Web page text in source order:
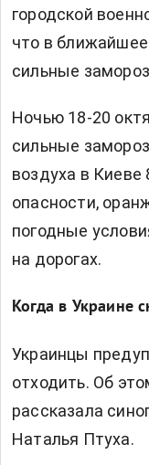
городской
что в
сильные
Ночью 18-20
сильные
воздуха в
опасности,
погодные
на дорогах.
Когда в Украине
Украинцы
отходить. Об
рассказала
Наталья Птуха.